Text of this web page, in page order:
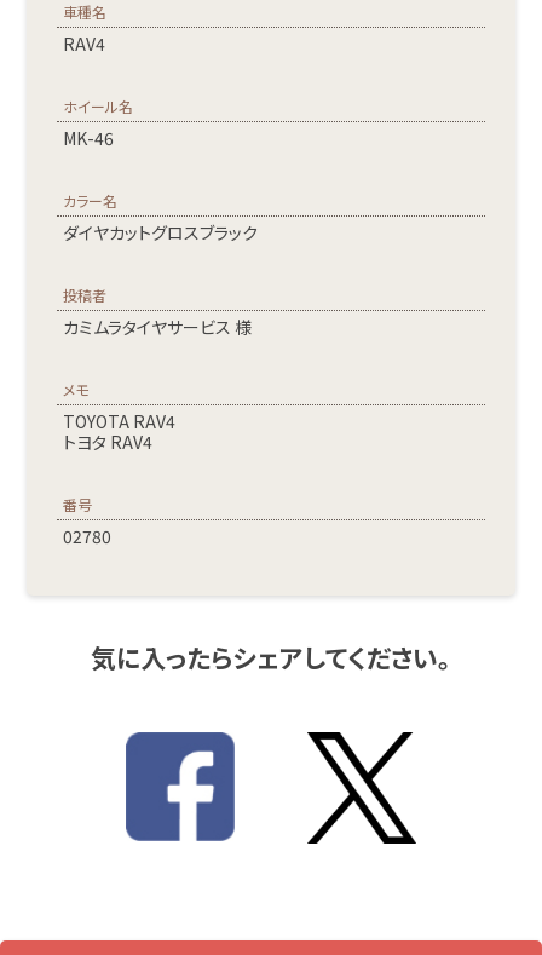
車種名
RAV4
ホイール名
MK-46
カラー名
ダイヤカットグロスブラック
投稿者
カミムラタイヤサービス 様
メモ
TOYOTA RAV4
トヨタ RAV4
番号
02780
気に入ったらシェアしてください。